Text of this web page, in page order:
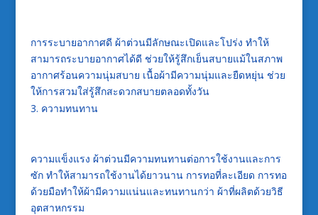
การระบายอากาศดี ผ้าต่วนมีลักษณะเปิดและโปร่ง ทำให้
สามารถระบายอากาศได้ดี ช่วยให้รู้สึกเย็นสบายแม้ในสภาพ
อากาศร้อนความนุ่มสบาย เนื้อผ้ามีความนุ่มและยืดหยุ่น ช่วย
ให้การสวมใส่รู้สึกสะดวกสบายตลอดทั้งวัน
ความทนทาน
ความแข็งแรง ผ้าต่วนมีความทนทานต่อการใช้งานและการ
ซัก ทำให้สามารถใช้งานได้ยาวนาน การทอที่ละเอียด การทอ
ด้วยมือทำให้ผ้ามีความแน่นและทนทานกว่า ผ้าที่ผลิตด้วยวิธี
อุตสาหกรรม